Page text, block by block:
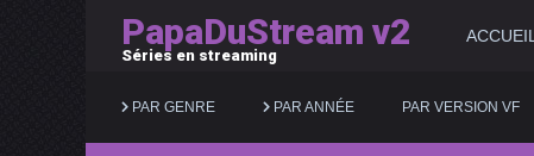
PapaDuStream v2
Séries en streaming
ACCUEIL
PAR GENRE PAR ANNÉE PAR VERSION VF